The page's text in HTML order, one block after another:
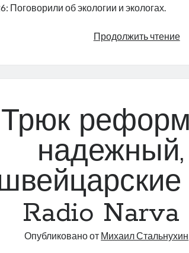
Поговорили об экологии и экологах.
Продолжить чтение
Трюк
надежный,
Radio Narva
Опубликовано от Михаил Стальнухин